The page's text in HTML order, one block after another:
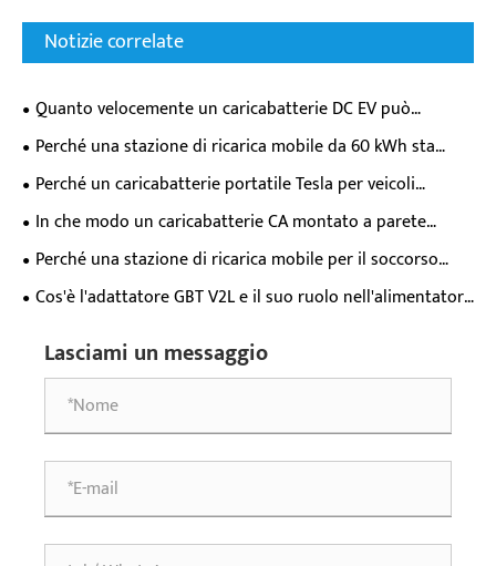
Notizie correlate
Quanto velocemente un caricabatterie DC EV può
effettivamente riempire la batteria della tua auto elettrica?
Perché una stazione di ricarica mobile da 60 kWh sta
trasformando la flessibilità di ricarica dei veicoli elettrici?
Perché un caricabatterie portatile Tesla per veicoli
elettrici è essenziale per i moderni proprietari di veicoli
elettrici?
In che modo un caricabatterie CA montato a parete
trasforma l'esperienza quotidiana di ricarica dei veicoli
elettrici?
Perché una stazione di ricarica mobile per il soccorso
stradale da 65kWh è essenziale per il moderno supporto di
emergenza dei veicoli elettrici?
Cos'è l'adattatore GBT V2L e il suo ruolo nell'alimentatore
Lasciami un messaggio